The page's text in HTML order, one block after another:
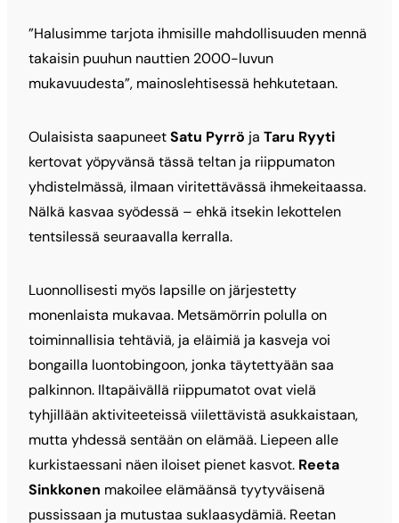
”Halusimme tarjota ihmisille mahdollisuuden mennä
takaisin puuhun nauttien 2000-luvun
mukavuudesta”, mainoslehtisessä hehkutetaan.
Oulaisista saapuneetSatu Pyrrö ja Taru Ryyti
kertovat yöpyvänsä tässä teltan ja riippumaton
yhdistelmässä, ilmaan viritettävässä ihmekeitaassa.
Nälkä kasvaa syödessä – ehkä itsekin lekottelen
tentsilessä seuraavalla kerralla.
Luonnollisesti myös lapsille on järjestetty
monenlaista mukavaa. Metsämörrin polulla on
toiminnallisia tehtäviä, ja eläimiä ja kasveja voi
bongailla luontobingoon, jonka täytettyään saa
palkinnon. Iltapäivällä riippumatot ovat vielä
tyhjillään aktiviteeteissä viilettävistä asukkaistaan,
mutta yhdessä sentään on elämää. Liepeen alle
kurkistaessani näen iloiset pienet kasvot. Reeta
Sinkkonen makoilee elämäänsä tyytyväisenä
pussissaan ja mutustaa suklaasydämiä. Reetan